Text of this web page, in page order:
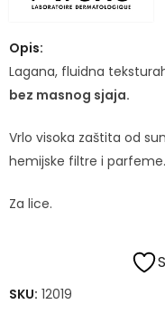
Opis:
Lagana, fluidna
bez masnog sjaja.
Vrlo visoka zaštita od
hemijske filtre i parfeme.
Za lice.
SKU: 12019